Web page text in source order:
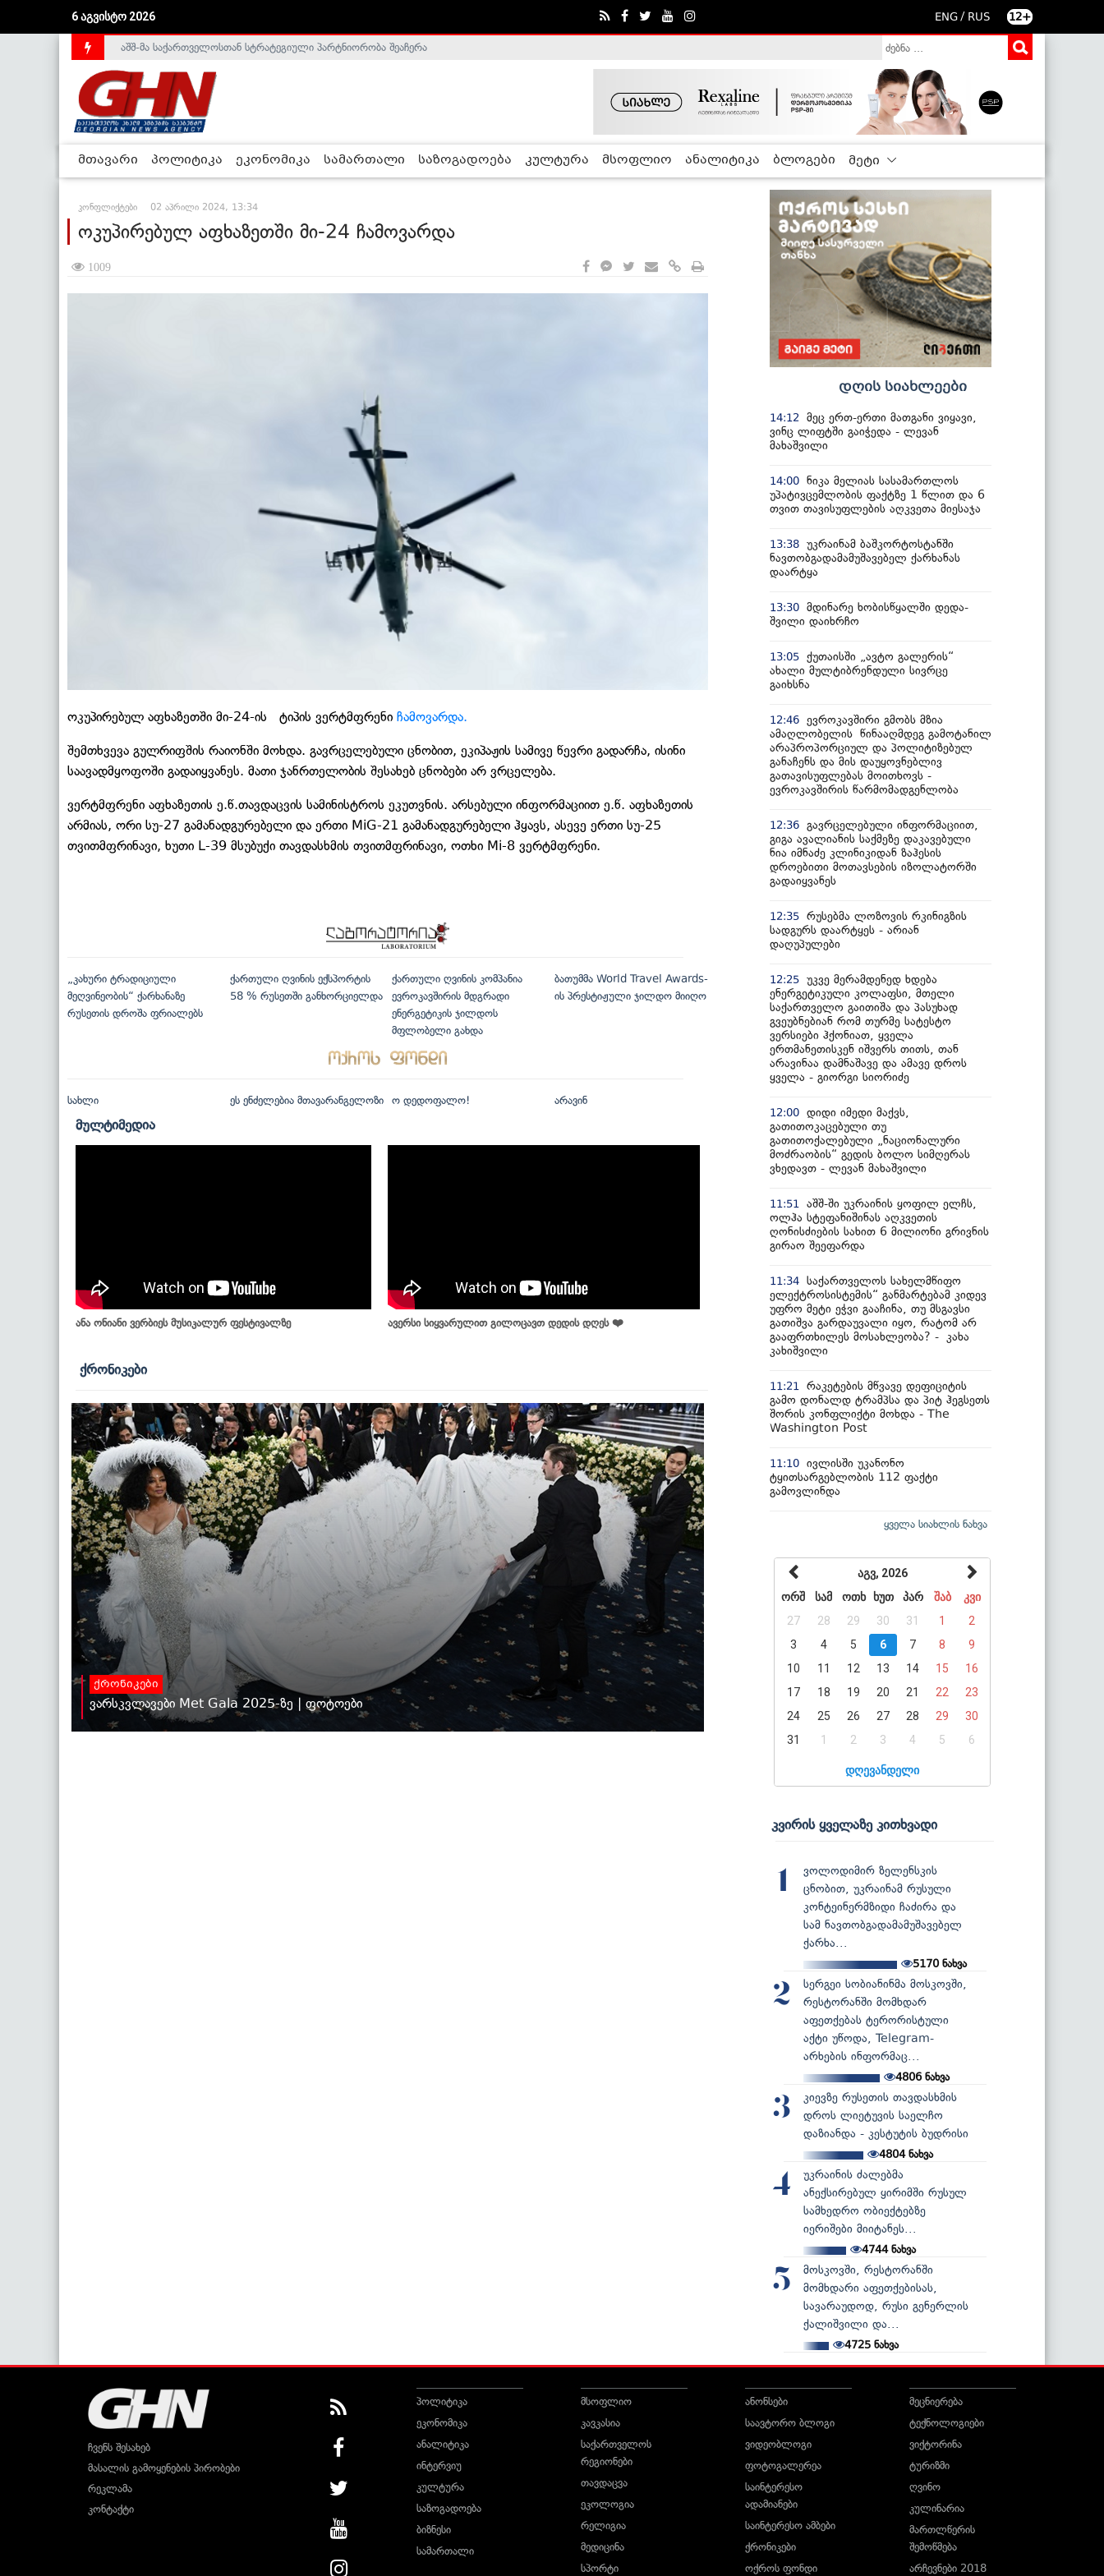
6 აგვისტო 2026 ENG / RUS 12+
საქართველოს დე-ფაქტო მთავრობა არალეგიტიმურია - ჰელსინკის კომისია
აშშ-მა საქართველოსთან სტრატეგიული პარტნიორობა შეაჩერა
მთავარი პოლიტიკა ეკონომიკა სამართალი საზოგადოება კულტურა მსოფლიო ანალიტიკა ბლოგები მეტი
კონფლიქტები 02 აპრილი 2024, 13:34
ოკუპირებულ აფხაზეთში მი-24 ჩამოვარდა
1009
ოკუპირებულ აფხაზეთში მი-24-ის ტიპის ვერტმფრენი ჩამოვარდა.
შემთხვევა გულრიფშის რაიონში მოხდა. გავრცელებული ცნობით, ეკიპაჟის სამივე წევრი გადარჩა, ისინი
საავადმყოფოში გადაიყვანეს. მათი ჯანრთელობის შესახებ ცნობები არ ვრცელება.
ვერტმფრენი აფხაზეთის ე.წ.თავდაცვის სამინისტროს ეკუთვნის. არსებული ინფორმაციით ე.წ. აფხაზეთის
არმიას, ორი სუ-27 გამანადგურებელი და ერთი MiG-21 გამანადგურებელი ჰყავს, ასევე ერთი სუ-25
თვითმფრინავი, ხუთი L-39 მსუბუქი თავდასხმის თვითმფრინავი, ოთხი Mi-8 ვერტმფრენი.
„კახური ტრადიციული
მეღვინეობის“ ქარხანაზე
რუსეთის დროშა ფრიალებს
ქართული ღვინის ექსპორტის
58 % რუსეთში განხორციელდა
ქართული ღვინის კომპანია
ევროკავშირის მდგრადი
ენერგეტიკის ჯილდოს
მფლობელი გახდა
ბათუმმა World Travel Awards-
ის პრესტიჟული ჯილდო მიიღო
სახლი ეს ენძელებია მთავარანგელოზი ო დედოფალო! არავინ
მულტიმედია
ანა ონიანი ვერბიეს მუსიკალურ ფესტივალზე ავერსი სიყვარულით გილოცავთ დედის დღეს ❤️
ქრონიკები
ქრონიკები
ვარსკვლავები Met Gala 2025-ზე | ფოტოები
დღის სიახლეები
14:12
მეც ერთ-ერთი მათგანი ვიყავი,
ვინც ლიფტში გაიჭედა - ლევან
მახაშვილი
14:00 ნიკა მელიას სასამართლოს
უპატივცემლობის ფაქტზე 1 წლით და 6
თვით თავისუფლების აღკვეთა მიესაჯა
13:38 უკრაინამ ბაშკორტოსტანში
ნავთობგადამამუშავებელ ქარხანას
დაარტყა
13:30 მდინარე ხობისწყალში დედა-
შვილი დაიხრჩო
13:05 ქუთაისში „ავტო გალერის“
ახალი მულტიბრენდული სივრცე
გაიხსნა
12:46 ევროკავშირი გმობს მზია
ამაღლობელის წინააღმდეგ გამოტანილ
არაპროპორციულ და პოლიტიზებულ
განაჩენს და მის დაუყოვნებლივ
გათავისუფლებას მოითხოვს -
ევროკავშირის წარმომადგენლობა
12:36 გავრცელებული ინფორმაციით,
გიგა ავალიანის საქმეზე დაკავებული
ნია იმნაძე კლინიკიდან ზაჰესის
დროებითი მოთავსების იზოლატორში
გადაიყვანეს
12:35 რუსებმა ლოზოვის რკინიგზის
სადგურს დაარტყეს - არიან
დაღუპულები
12:25 უკვე მერამდენედ ხდება
ენერგეტიკული კოლაფსი, მთელი
საქართველო გაითიშა და პასუხად
გვეუბნებიან რომ თურმე სატესტო
ვერსიები ჰქონიათ, ყველა
ერთმანეთისკენ იშვერს თითს, თან
არავინაა დამნაშავე და ამავე დროს
ყველა - გიორგი სიორიძე
12:00 დიდი იმედი მაქვს,
გათითოკაცებული თუ
გათითოქალებული „ნაციონალური
მოძრაობის“ გედის ბოლო სიმღერას
ვხედავთ - ლევან მახაშვილი
11:51
აშშ-ში უკრაინის ყოფილ ელჩს,
ოლჰა სტეფანიშინას აღკვეთის
ღონისძიების სახით 6 მილიონი გრივნის
გირაო შეეფარდა
11:34 საქართველოს სახელმწიფო
ელექტროსისტემის“ განმარტებამ კიდევ
უფრო მეტი ეჭვი გააჩინა, თუ მსგავსი
გათიშვა გარდაუვალი იყო, რატომ არ
გააფრთხილეს მოსახლეობა? - კახა
კახიშვილი
11:21
რაკეტების მწვავე დეფიციტის
გამო დონალდ ტრამპსა და პიტ ჰეგსეთს
შორის კონფლიქტი მოხდა - The
Washington Post
11:10 ივლისში უკანონო
ტყითსარგებლობის 112 ფაქტი
გამოვლინდა
ყველა სიახლის ნახვა
აგვ, 2026
ორშ
სამ ოთხ ხუთ პარ შაბ
კვი
27
28 29 30 31 1
2
3
4 5 6 7 8
9
10
11 12 13 14 15
16
17
18 19 20 21 22
23
24
25 26 27 28 29
30
31
1 2 3 4 5 6
დღევანდელი
კვირის ყველაზე კითხვადი
1
ვოლოდიმირ ზელენსკის
ცნობით, უკრაინამ რუსული
კონტეინერმზიდი ჩაძირა და
სამ ნავთობგადამამუშავებელ
ქარხა...
5170ნახვა
2
სერგეი სობიანინმა მოსკოვში,
რესტორანში მომხდარ
აფეთქებას ტერორისტული
აქტი უწოდა, Telegram-
არხების ინფორმაც...
4806ნახვა
3
კიევზე რუსეთის თავდასხმის
დროს ლიეტუვის საელჩო
დაზიანდა - კესტუტის ბუდრისი
4804ნახვა
4
უკრაინის ძალებმა
ანექსირებულ ყირიმში რუსულ
სამხედრო ობიექტებზე
იერიშები მიიტანეს...
4744ნახვა
5
მოსკოვში, რესტორანში
მომხდარი აფეთქებისას,
სავარაუდოდ, რუსი გენერლის
ქალიშვილი და...
4725 ნახვა
ჩვენს შესახებ
მასალის გამოყენების პირობები
რეკლამა
კონტაქტი
პოლიტიკა
ეკონომიკა
ანალიტიკა
ინტერვიუ
კულტურა
საზოგადოება
ბიზნესი
სამართალი
მსოფლიო
კავკასია
საქართველოს
რეგიონები
თავდაცვა
ეკოლოგია
რელიგია
მედიცინა
სპორტი
ანონსები
საავტორო ბლოგი
ვიდეობლოგი
ფოტოგალერეა
საინტერესო
ადამიანები
საინტერესო ამბები
ქრონიკები
ოქროს ფონდი
მეცნიერება
ტექნოლოგიები
ვიქტორინა
ტურიზმი
ღვინო
კულინარია
მართლწერის
შემოწმება
არჩევნები 2018